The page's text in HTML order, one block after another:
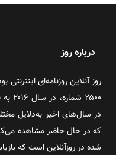
درباره روز
در سال‌های اخیر به‌دلایل
که در حال حاضر مشاهده
شده در روزآنلاین است که